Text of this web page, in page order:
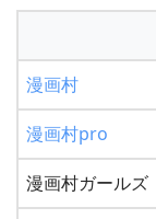
漫画村
漫画村pro
漫画村ガールズ